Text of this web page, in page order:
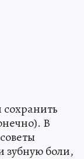
В
зубную боли,